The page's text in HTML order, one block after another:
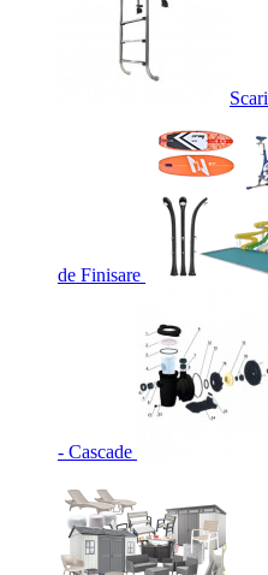
Scari
de Finisare
- Cascade